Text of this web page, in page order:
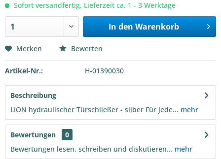
Sofort versandfertig, Lieferzeit ca. 1 - 3 Werktage
In den Warenkorb
Merken Bewerten
Artikel-Nr.: H-01390030
Beschreibung
LION hydraulischer Türschließer - silber Für jede... mehr
Bewertungen
0
Bewertungen lesen, schreiben und diskutieren... mehr